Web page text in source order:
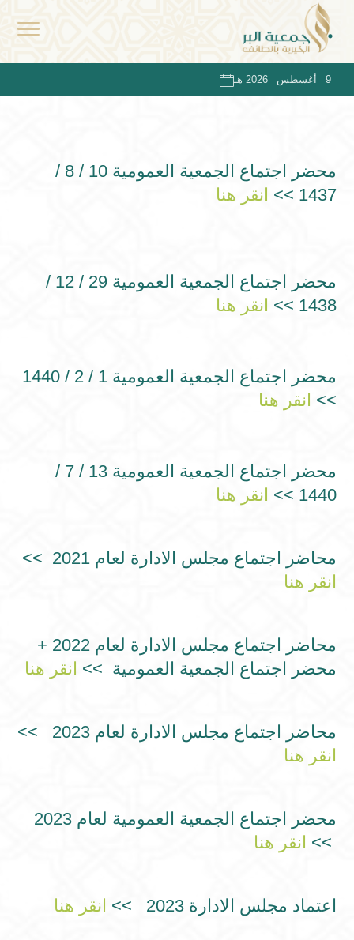
محضر اجتماع الجمعية العمومية 10 / 8 /
1437 >>
انقر هنا
محضر اجتماع الجمعية العمومية 29 / 12 /
1438 >>
انقر هنا
محضر اجتماع الجمعية العمومية 1 / 2 / 1440
>> انقر هنا
محضر اجتماع الجمعية العمومية 13 / 7 /
1440 >>
انقر هنا
محاضر اجتماع مجلس الادارة لعام 2021 >>
انقر هنا
محاضر اجتماع مجلس الادارة لعام 2022 +
محضر اجتماع الجمعية العمومية >> انقر هنا
محاضر اجتماع مجلس الادارة لعام 2023 >>
انقر هنا
>> انقر هنا
اعتماد مجلس الادارة 2023 >> انقر هنا